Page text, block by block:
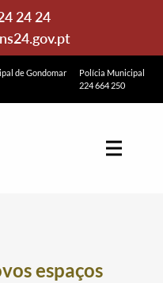
24 24
de Gondomar
Polícia Municipal
224 664 250
espaços